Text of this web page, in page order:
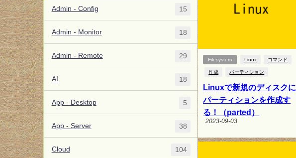
Filesystem Linux コマンド
作成 パーティション
Linuxで新規のディスクに
パーティションを作成す
る！（parted）
2023-09-03
Admin - Config 15
Admin - Monitor 18
Admin - Remote 29
AI 18
App - Desktop 5
App - Server 38
Cloud 104